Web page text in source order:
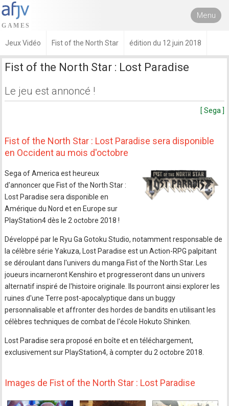
Menu
Jeux Vidéo Fist of the North Star édition du 12 juin 2018
Fist of the North Star : Lost Paradise
Le jeu est annoncé !
[ Sega ]
Fist of the North Star : Lost Paradise sera disponible
en Occident au mois d'octobre
Sega of America est heureux
d'annoncer que Fist of the North Star :
Lost Paradise sera disponible en
Amérique du Nord et en Europe sur
PlayStation4 dès le 2 octobre 2018 !
Développé par le Ryu Ga Gotoku Studio, notamment responsable de
la célèbre série Yakuza, Lost Paradise est un Action-RPG palpitant
se déroulant dans l'univers du manga Fist of the North Star. Les
joueurs incarneront Kenshiro et progresseront dans un univers
alternatif inspiré de l'histoire originale. Ils pourront ainsi explorer les
ruines d'une Terre post-apocalyptique dans un buggy
personnalisable et affronter des hordes de bandits en utilisant les
célèbres techniques de combat de l'école Hokuto Shinken.
Lost Paradise sera proposé en boîte et en téléchargement,
exclusivement sur PlayStation4, à compter du 2 octobre 2018.
Images de Fist of the North Star : Lost Paradise